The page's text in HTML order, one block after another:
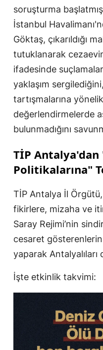
soruşturma
İstanbul
Göktaş, çıkarıldığı
tutuklanarak
ifadesinde
yaklaşım
tartışmalarına yönelik
değerlendirmelerde
bulunmadığını
TİP
Politikalarına"
TİP Antalya İl Örgütü,
fikirlere, mizaha ve
Saray Rejimi’nin
cesaret gösterenlerin
yaparak Antalyalıları
İşte etkinlik takvimi: